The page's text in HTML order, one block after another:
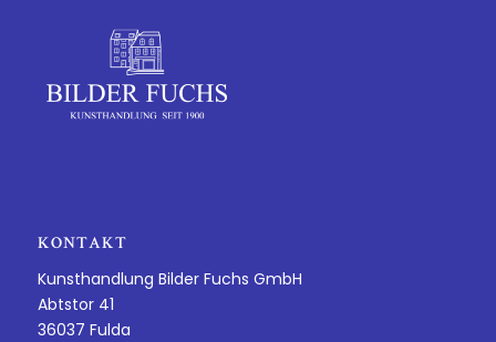
KONTAKT
Kunsthandlung Bilder Fuchs GmbH
Abtstor 41
36037 Fulda